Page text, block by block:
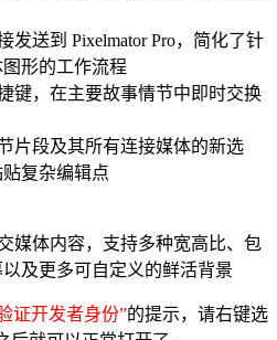
发送到 Pixelmator Pro，简化了针
形的工作流程
键，在主要故事情节中即时交换
片段及其所有连接媒体的新选
复杂编辑点
媒体内容，支持多种宽高比、包
及更多可自定义的鲜活背景
证开发者身份”的提示，请右键选